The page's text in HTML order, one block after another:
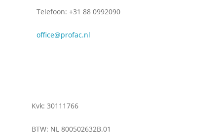
Telefoon: +31 88 0992090
office@profac.nl
Kvk: 30111766
BTW: NL 800502632B.01